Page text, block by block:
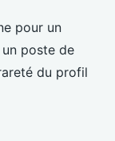
pour un
poste de
du profil